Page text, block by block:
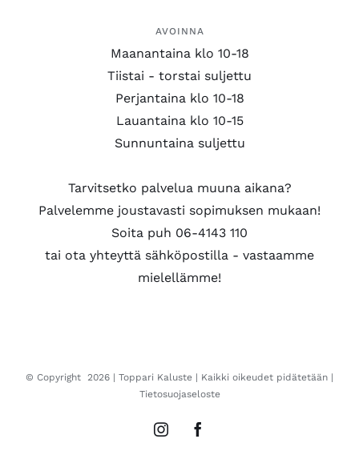
AVOINNA
Maanantaina klo 10-18
Tiistai - torstai suljettu
Perjantaina klo 10-18
Lauantaina klo 10-15
Sunnuntaina suljettu
Tarvitsetko palvelua muuna aikana?
Palvelemme joustavasti sopimuksen mukaan!
Soita puh 06-4143 110
tai ota yhteyttä sähköpostilla - vastaamme
mielellämme!
© Copyright 2026 | Toppari Kaluste | Kaikki oikeudet pidätetään |
Tietosuojaseloste
Instagram